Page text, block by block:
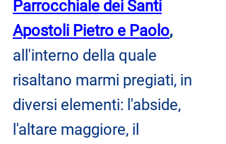
Parrocchiale dei Santi
Apostoli Pietro e Paolo,
all'interno della quale
risaltano marmi pregiati, in
diversi elementi: l'abside,
l'altare maggiore, il